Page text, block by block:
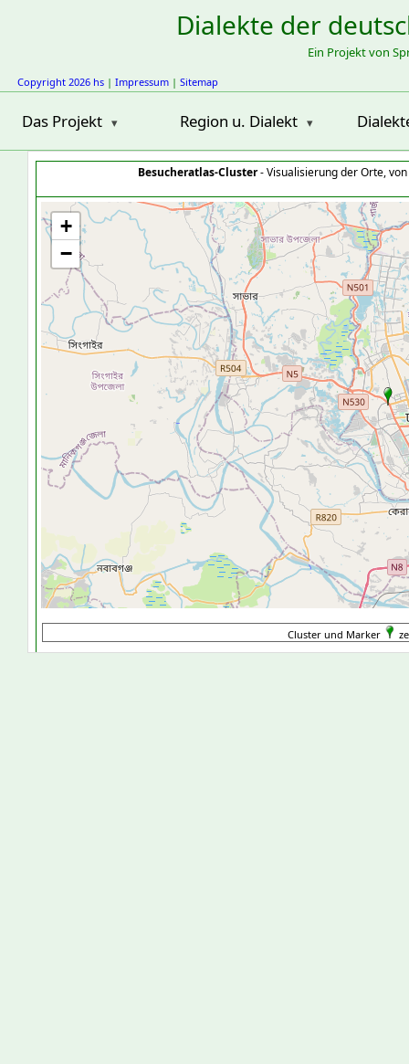
Dialekte der
Ein Projekt von
Copyright 2026 hs | Impressum | Sitemap
Das Projekt Region u. Dialekt
Besucheratlas-Cluster- Visualisierung der Orte,
+
−
Cluster und Marker